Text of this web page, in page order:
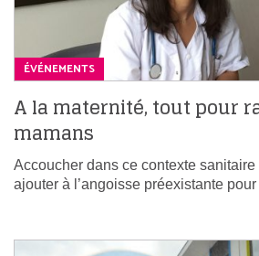
ÉVÉNEMENTS
A la maternité, tout pour
mamans
Accoucher dans ce contexte
ajouter à l’angoisse préexistante